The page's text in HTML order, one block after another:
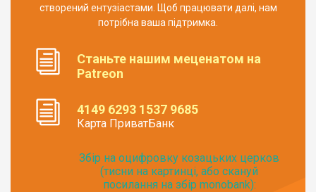
створений ентузіастами. Щоб працювати далі, нам
потрібна ваша підтримка.
Станьте нашим меценатом на
Patreon
4149 6293 1537 9685
Карта ПриватБанк
Збір на оцифровку козацьких церков
(тисни на картинці, або скануй
посилання на збір monobank):